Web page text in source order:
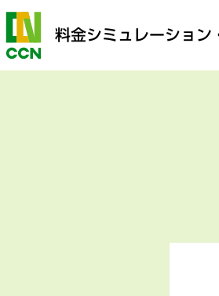
料金シミュレーション